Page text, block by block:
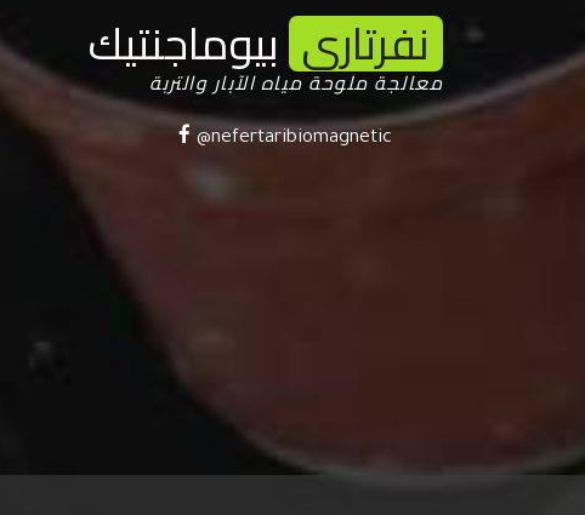
نفرتارىبيوماجنتيك
معالجة ملوحة مياه الآبار والتربة
@nefertaribiomagnetic